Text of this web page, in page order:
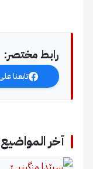
رابط مختصر:
تابعنا
آخر المواضيع